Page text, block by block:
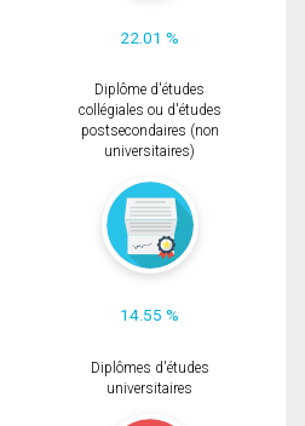
22.01 %
Diplôme d'études
collégiales ou d'études
postsecondaires (non
universitaires)
14.55 %
Diplômes d'études
universitaires